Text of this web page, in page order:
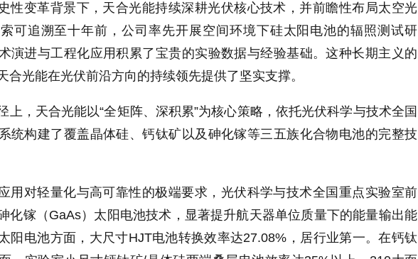
性变革背景下，天合光能持续深耕光伏核心技术，并前瞻性布局太空光
可追溯至十年前，公司率先开展空间环境下硅太阳电池的辐照测试研
演进与工程化应用积累了宝贵的实验数据与经验基础。这种长期主义的
合光能在光伏前沿方向的持续领先提供了坚实支撑。
上，天合光能以“全矩阵、深积累”为核心策略，依托光伏科学与技术全国
统构建了覆盖晶体硅、钙钛矿以及砷化镓等三五族化合物电池的完整技
用对轻量化与高可靠性的极端要求，光伏科学与技术全国重点实验室前
化镓（GaAs）太阳电池技术，显著提升航天器单位质量下的能量输出能
阳电池方面，大尺寸HJT电池转换效率达27.08%，居行业第一。在钙钛